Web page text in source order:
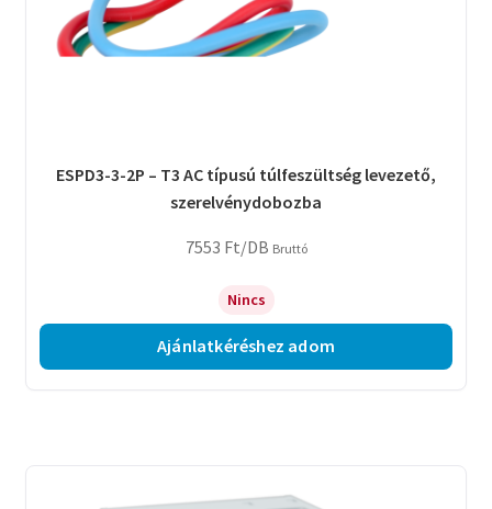
ESPD3-3-2P – T3 AC típusú túlfeszültség levezető,
szerelvénydobozba
7553 Ft/DB Bruttó
Nincs
Ajánlatkéréshez adom